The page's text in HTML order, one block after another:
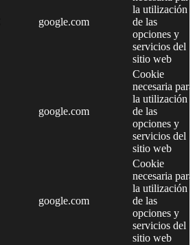
google.com
la utilización
de las
opciones y
servicios del
sitio web
google.com
Cookie
necesaria para
la utilización
de las
opciones y
servicios del
sitio web
google.com
Cookie
necesaria para
la utilización
de las
opciones y
servicios del
sitio web